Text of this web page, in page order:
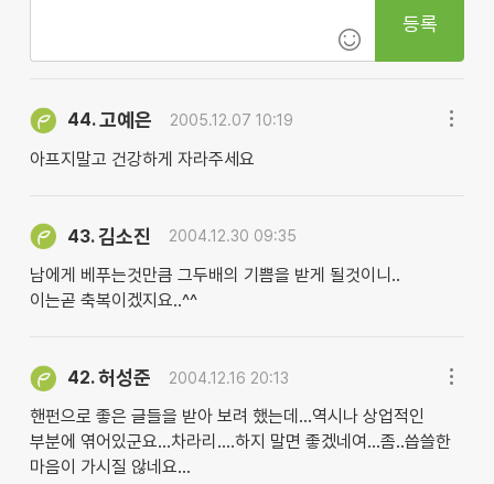
등록
44.고예은 2005.12.07 10:19
아프지말고 건강하게 자라주세요
43.김소진 2004.12.30 09:35
남에게 베푸는것만큼 그두배의 기쁨을 받게 될것이니..
이는곧 축복이겠지요..^^
42.허성준 2004.12.16 20:13
핸펀으로 좋은 글들을 받아 보려 했는데...역시나 상업적인
부분에 엮어있군요...차라리....하지 말면 좋겠네여...좀..씁쓸한
마음이 가시질 않네요...